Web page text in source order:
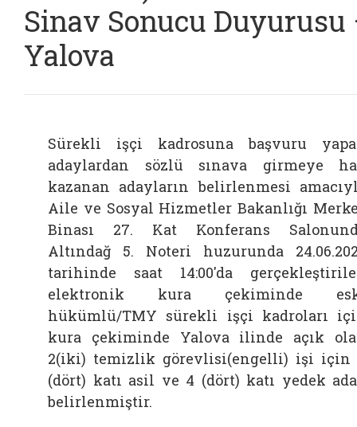
Sinav Sonucu Duyurusu
Yalova
Sürekli işçi kadrosuna başvuru
adaylardan sözlü sınava girmeye
kazanan adayların belirlenmesi
Aile ve Sosyal Hizmetler Bakanlığı
Binası 27. Kat Konferans
Altındağ 5. Noteri huzurunda
tarihinde saat 14:00'da
elektronik kura çekiminde
hükümlü/TMY sürekli işçi kadroları
kura çekiminde Yalova ilinde açık
2(iki) temizlik görevlisi(engelli) işi için
(dört) katı asil ve 4 (dört) katı yedek
belirlenmiştir.